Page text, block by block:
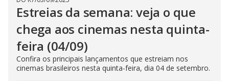
Estreias da semana: veja o que
chega aos cinemas nesta quinta-
feira (04/09)
Confira os principais lançamentos que estreiam nos
cinemas brasileiros nesta quinta-feira, dia 04 de setembro.